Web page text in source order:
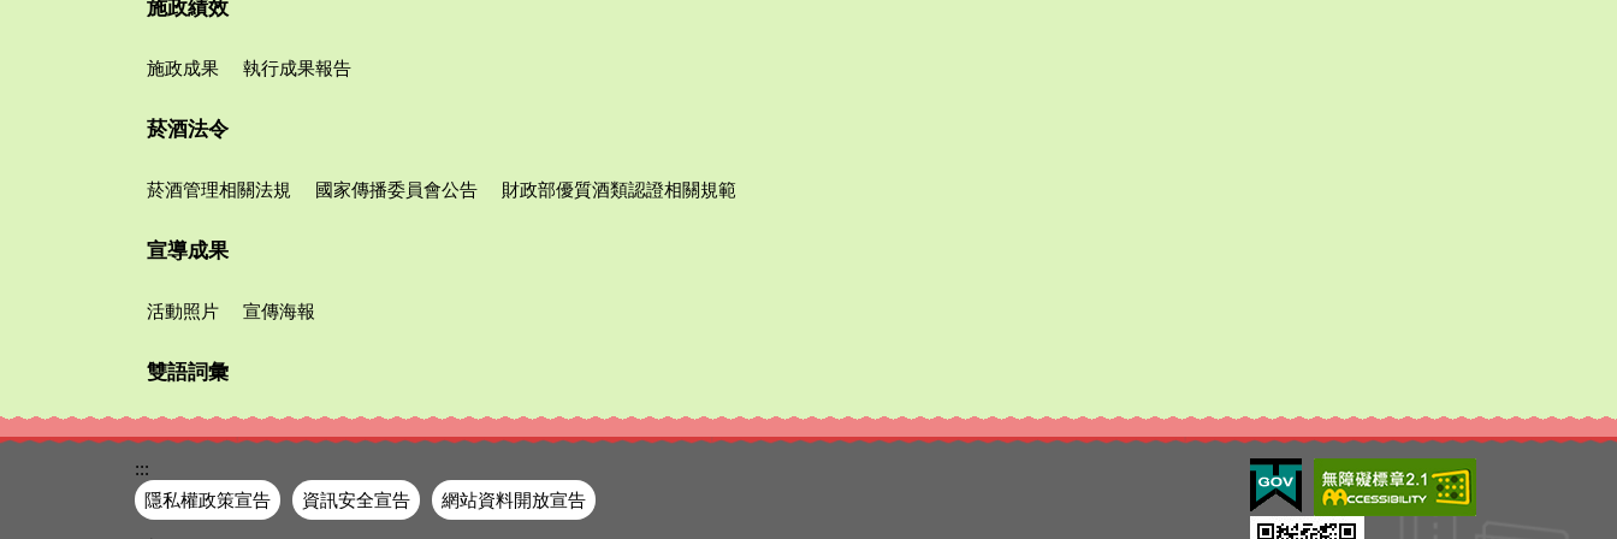
施政績效
施政成果 執行成果報告
菸酒法令
菸酒管理相關法規 國家傳播委員會公告 財政部優質酒類認證相關規範
宣導成果
活動照片 宣傳海報
雙語詞彙
:::
隱私權政策宣告
資訊安全宣告 網站資料開放宣告